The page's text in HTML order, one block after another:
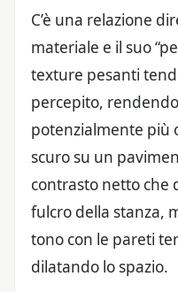
C’è una relazione
materiale e il suo
texture pesanti
percepito,
potenzialmente più
scuro su un
contrasto netto che
fulcro della stanza,
tono con le pareti
dilatando lo spazio.